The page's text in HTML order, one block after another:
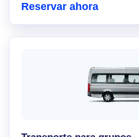
Reservar ahora